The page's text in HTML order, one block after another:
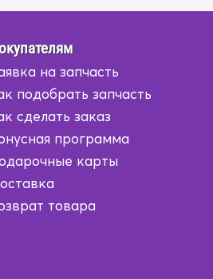
на запчасть
подобрать запчасть
сделать заказ
программа
карты
товара